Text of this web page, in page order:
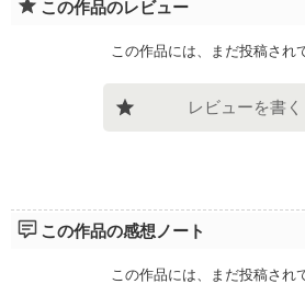
この作品のレビュー
この作品には、まだ投稿され
レビューを書く
この作品の感想ノート
この作品には、まだ投稿され